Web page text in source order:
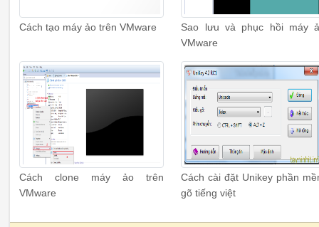
Cách tạo máy ảo trên VMware
Sao lưu và phục hồi máy
VMware
Cách clone máy ảo trên
VMware
Cách cài đặt Unikey phần
gõ tiếng việt